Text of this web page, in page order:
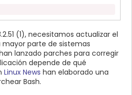
(1), necesitamos actualizar el
mayor parte de sistemas
lanzado parches para corregir
depende de qué
Linux News han elaborado una
Bash.